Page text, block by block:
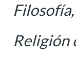
Religión